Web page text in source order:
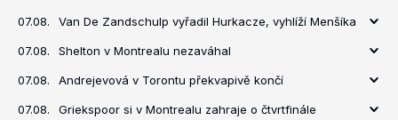
07.08. Van De Zandschulp vyřadil Hurkacze, vyhlíží Menšíka
07.08. Shelton v Montrealu nezaváhal
07.08. Andrejevová v Torontu překvapivě končí
07.08. Griekspoor si v Montrealu zahraje o čtvrtfinále